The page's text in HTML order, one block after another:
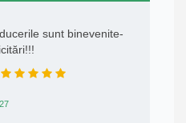
sunt binevenite-